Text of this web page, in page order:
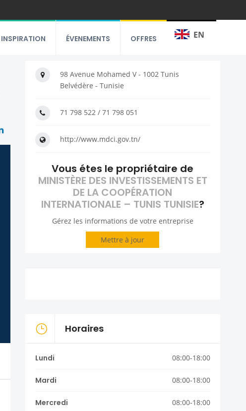
INSPIRATION ÉVENEMENTS OFFRES EN
98 Avenue Mohamed V - 1002 Tunis
Belvédère - Tunisie
71 798 522 / 71 798 051
http://www.mdci.gov.tn/
Vous étes le propriétaire de
MINISTÈRE DES INVESTISSEMENTS ET
DE LA COOPÉRATION
INTERNATIONALE – TUNIS TUNISIE?
Gérez les informations de votre entreprise
Mettre à jour
Horaires
Lundi 08:00-18:00
Mardi 08:00-18:00
Mercredi 08:00-18:00